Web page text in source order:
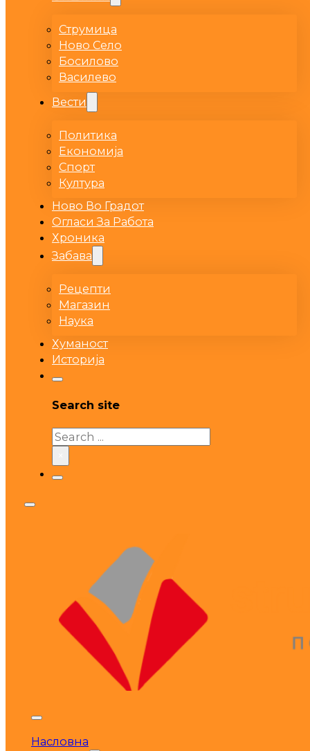
Струмица
Ново Село
Босилово
Василево
Вести
Политика
Економија
Спорт
Култура
Ново Во Градот
Огласи За Работа
Хроника
Забава
Рецепти
Магазин
Наука
Хуманост
Историја
Search site
Search
Насловна